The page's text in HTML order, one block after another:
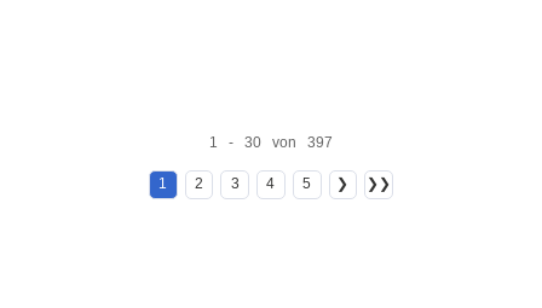
1 - 30 von 397
1 2 3 4 5 ❯ ❯❯